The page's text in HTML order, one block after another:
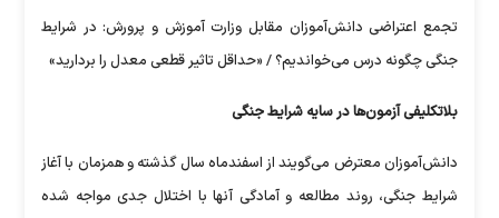
تجمع اعتراضی دانش‌آموزان مقابل وزارت آموزش و پرورش: در شرایط
جنگی چگونه درس می‌خواندیم؟ / «حداقل تاثیر قطعی معدل را بردارید»
بلاتکلیفی آزمون‌ها در سایه شرایط جنگی
دانش‌آموزان معترض می‌گویند از اسفندماه سال گذشته و همزمان با آغاز
شرایط جنگی، روند مطالعه و آمادگی آنها با اختلال جدی مواجه شده